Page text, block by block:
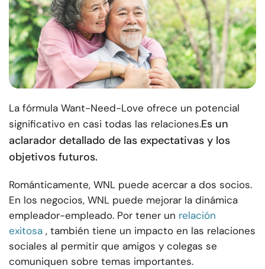
La fórmula Want-Need-Love ofrece un potencial
significativo en casi todas las relaciones.Es un
aclarador detallado de las expectativas y los
objetivos futuros.
Románticamente, WNL puede acercar a dos socios.
En los negocios, WNL puede mejorar la dinámica
empleador-empleado. Por tener un relación
exitosa , también tiene un impacto en las relaciones
sociales al permitir que amigos y colegas se
comuniquen sobre temas importantes.